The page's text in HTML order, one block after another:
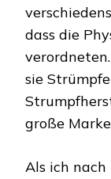
dass die
sie
große
Als ich nach